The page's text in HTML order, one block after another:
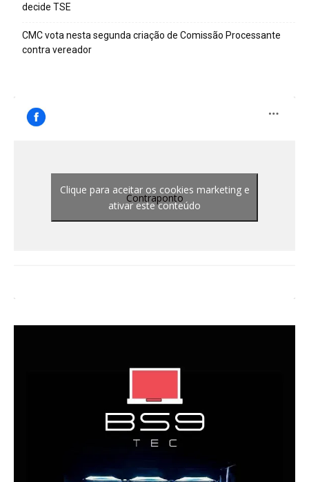
decide TSE
CMC vota nesta segunda criação de Comissão Processante
contra vereador
Contraponto
Clique para aceitar os cookies marketing e
ativar este conteúdo